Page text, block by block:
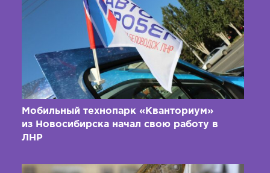
Мобильный технопарк «Кванториум»
из Новосибирска начал свою работу в
ЛНР